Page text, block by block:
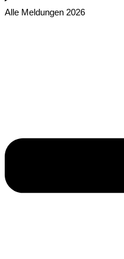
Alle Meldungen 2026